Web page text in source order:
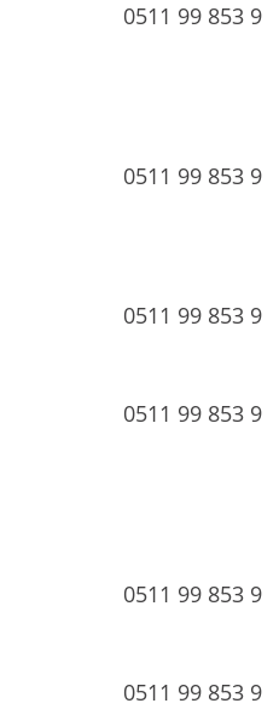
0511 99 853 9
0511 99 853 9
0511 99 853 9
0511 99 853 9
0511 99 853 9
0511 99 853 9